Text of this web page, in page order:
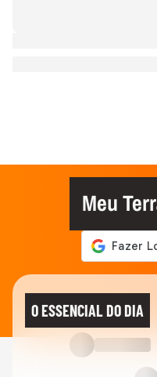
Meu
O ESSENCIAL DO DIA